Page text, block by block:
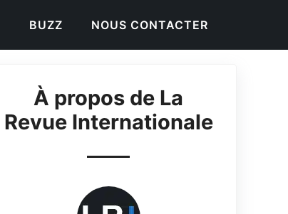
BUZZ NOUS CONTACTER
À propos de La
Revue Internationale